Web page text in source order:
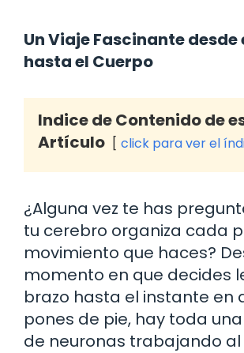
Un Viaje Fascinante desde
hasta el Cuerpo
Indice de Contenido de
Artículo
click para ver el
¿Alguna vez te has
tu cerebro organiza cada
movimiento que haces?
momento en que decides
brazo hasta el instante en
pones de pie, hay toda
de neuronas trabajando al